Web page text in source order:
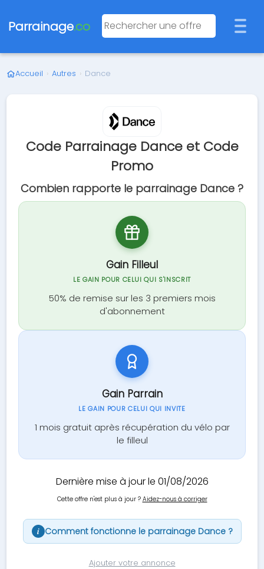
Parrainage.co
Accueil › Autres › Dance
Code Parrainage Dance et Code
Promo
Combien rapporte le parrainage Dance ?
Gain Filleul
LE GAIN POUR CELUI QUI S'INSCRIT
50% de remise sur les 3 premiers mois
d'abonnement
Gain Parrain
LE GAIN POUR CELUI QUI INVITE
1 mois gratuit après récupération du vélo par
le filleul
Dernière mise à jour le 01/08/2026
Cette offre n'est plus à jour ? Aidez-nous à corriger
i Comment fonctionne le parrainage Dance ?
Ajouter votre annonce